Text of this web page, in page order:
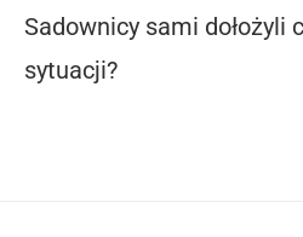
Sadownicy sami dołożyli
sytuacji?